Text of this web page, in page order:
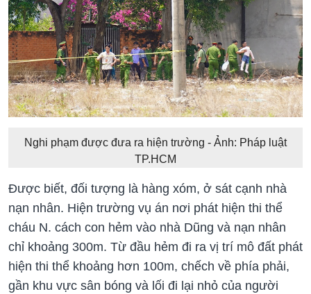
Nghi phạm được đưa ra hiện trường - Ảnh: Pháp luật
TP.HCM
Được biết, đối tượng là hàng xóm, ở sát cạnh nhà
nạn nhân. Hiện trường vụ án nơi phát hiện thi thể
cháu N. cách con hẻm vào nhà Dũng và nạn nhân
chỉ khoảng 300m. Từ đầu hẻm đi ra vị trí mô đất phát
hiện thi thể khoảng hơn 100m, chếch về phía phải,
gần khu vực sân bóng và lối đi lại nhỏ của người